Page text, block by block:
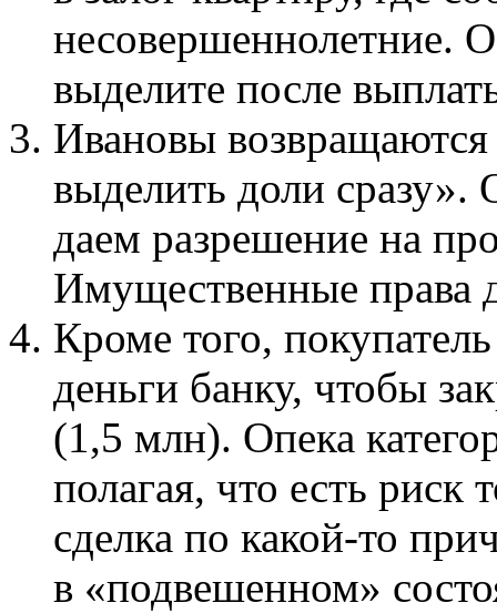
несовершеннолетние.
выделите после
Ивановы
выделить доли сразу».
даем разрешение на
Имущественные права
Кроме того,
деньги банку, чтобы
(1,5 млн). Опека
полагая, что есть риск
сделка по какой-то
в «подвешенном»